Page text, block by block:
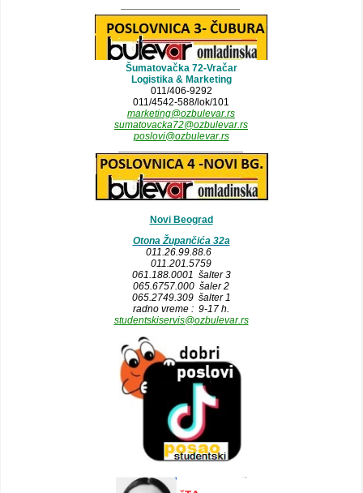
Šumatovačka 72-Vračar
Logistika & Marketing
011/406-9292
011/4542-588/lok/101
marketing@ozbulevar.rs
sumatovacka72@ozbulevar.rs
poslovi@ozbulevar.rs
Novi Beograd
Otona Župančića 32a
011.26.99.88.6
011.201.5759
061.188.0001 šalter 3
065.6757.000 šaler 2
065.2749.309 šalter 1
radno vreme : 9-17 h.
studentskiservis@ozbulevar.rs